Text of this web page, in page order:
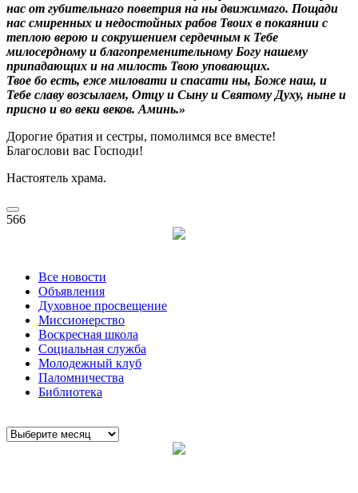
нас от губительнаго поветрия на ны движимаго. Пощади
нас смиренных и недостойных рабов Твоих в покаянии с
теплою верою и сокрушением сердечным к Тебе
милосердному и благопременительному Богу нашему
припадающих и на милость Твою уповающих.
Твое бо есть, еже миловати и спасати ны, Боже наш, и
Тебе славу возсылаем, Отцу и Сыну и Святому Духу, ныне и
присно и во веки веков. Аминь.»
Дорогие братия и сестры, помолимся все вместе!
Благослови вас Господи!
Настоятель храма.
566
Все новости
Объявления
Духовное просвещение
Миссионерство
Воскресная школа
Социальная служба
Молодежный клуб
Паломничества
Библиотека